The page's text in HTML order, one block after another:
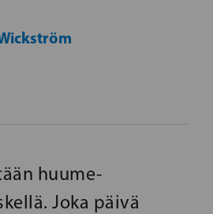
huume-
Joka päivä